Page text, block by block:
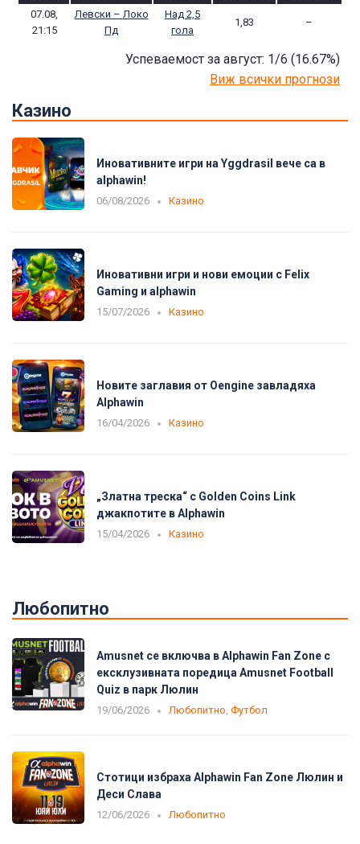
07.08,
21:15
Левски – Локо
Пд
Над 2,5
гола
1,83 –
Успеваемост за август: 1/6 (16.67%)
Виж всички прогнози
Казино
Иновативните игри на Yggdrasil вече са в
alphawin!
06/08/2026 Казино
Иновативни игри и нови емоции с Felix
Gaming и alphawin
15/07/2026 Казино
Новите заглавия от Oengine завладяха
Alphawin
16/04/2026 Казино
„Златна треска“ с Golden Coins Link
джакпотите в Alphawin
15/04/2026 Казино
Любопитно
Amusnet се включва в Alphawin Fan Zone с
ексклузивната поредица Amusnet Football
Quiz в парк Люлин
19/06/2026 Любопитно Футбол
Стотици избраха Alphawin Fan Zone Люлин и
Деси Слава
12/06/2026 Любопитно